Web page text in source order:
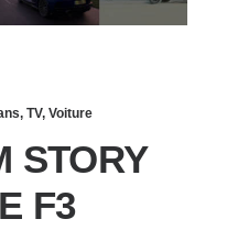
, TV, Voiture
STORY
F3